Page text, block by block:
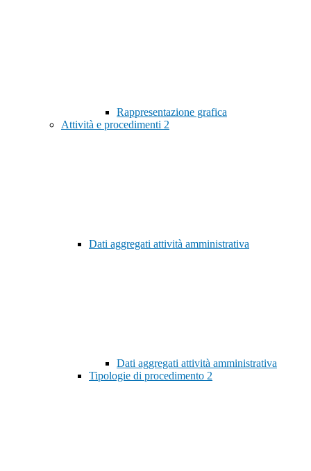
Rappresentazione grafica
Attività e procedimenti 2
Dati aggregati attività amministrativa
Dati aggregati attività amministrativa
Tipologie di procedimento 2